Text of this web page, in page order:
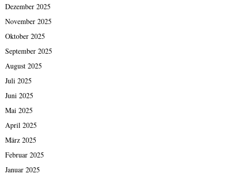
Dezember 2025
November 2025
Oktober 2025
September 2025
August 2025
Juli 2025
Juni 2025
Mai 2025
April 2025
März 2025
Februar 2025
Januar 2025